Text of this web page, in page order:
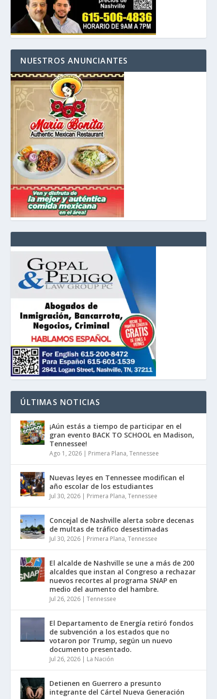
NUESTROS ANUNCIANTES
ÚLTIMAS NOTICIAS
¡Aún estás a tiempo de participar en el
gran evento BACK TO SCHOOL en Madison,
Tennessee!
Ago 1, 2026 | Primera Plana,Tennessee
Nuevas leyes en Tennessee modifican el
año escolar de los estudiantes
Jul 30, 2026 | Primera Plana,Tennessee
Concejal de Nashville alerta sobre decenas
de multas de tráfico desestimadas
Jul 30, 2026 | Primera Plana,Tennessee
El alcalde de Nashville se une a más de 200
alcaldes que instan al Congreso a rechazar
nuevos recortes al programa SNAP en
medio del aumento del hambre.
Jul 26, 2026 |Tennessee
El Departamento de Energía retiró fondos
de subvención a los estados que no
votaron por Trump, según un nuevo
documento presentado.
Jul 26, 2026 | La Nación
Detienen en Guerrero a presunto
integrante del Cártel Nueva Generación